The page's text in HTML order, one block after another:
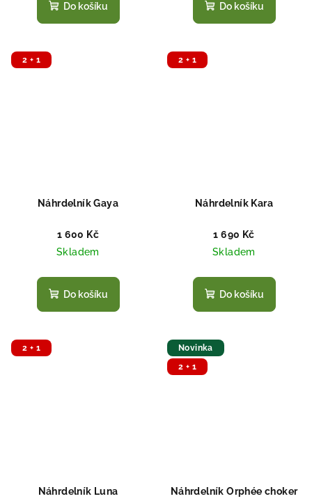
Do košíku Do košíku
2 + 1
Náhrdelník Gaya
1 600 Kč
Skladem
Do košíku
2 + 1
Náhrdelník Kara
1 690 Kč
Skladem
Do košíku
2 + 1
Náhrdelník Luna
Novinka
2 + 1
Náhrdelník Orphée choker